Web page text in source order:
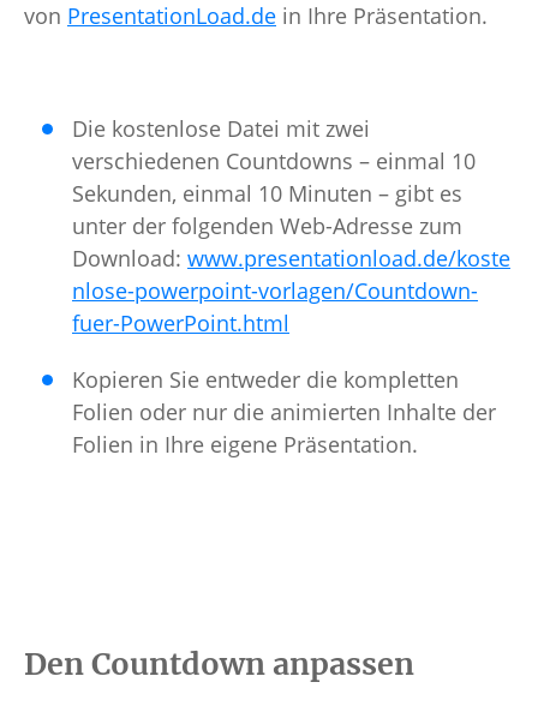
von PresentationLoad.de in Ihre Präsentation.
Die kostenlose Datei mit zwei
verschiedenen Countdowns – einmal 10
Sekunden, einmal 10 Minuten – gibt es
unter der folgenden Web-Adresse zum
Download: www.presentationload.de/koste
nlose-powerpoint-vorlagen/Countdown-
fuer-PowerPoint.html
Kopieren Sie entweder die kompletten
Folien oder nur die animierten Inhalte der
Folien in Ihre eigene Präsentation.
Den Countdown anpassen